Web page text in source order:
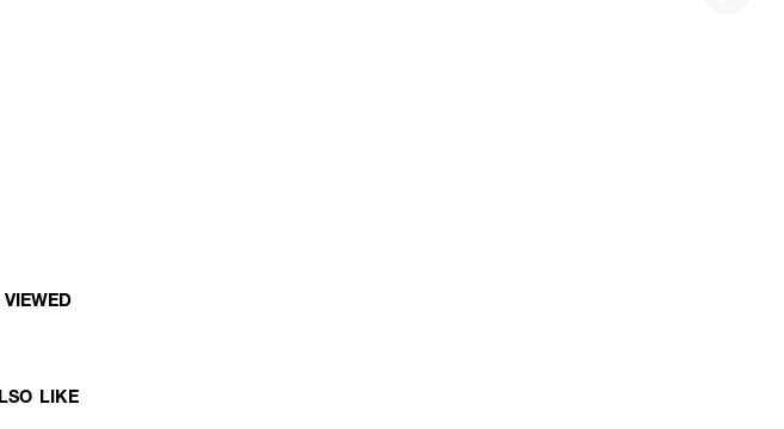
LIKE